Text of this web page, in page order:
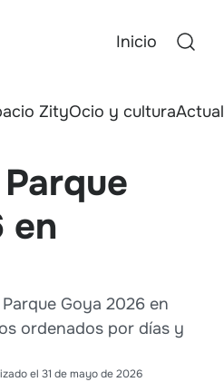
Inicio
ZityOcio y cultura
en
Goya 2026 en
ordenados por días y
el 31 de mayo de 2026